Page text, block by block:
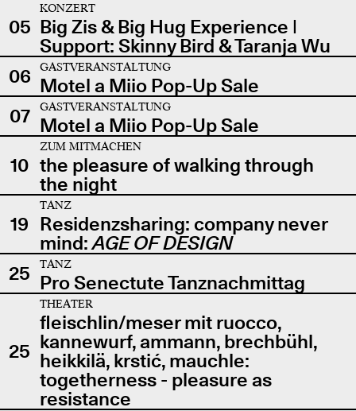
05
KONZERT
Big Zis & Big Hug Experience |
Support: Skinny Bird & Taranja Wu
06
GASTVERANSTALTUNG
Motel a Miio Pop-Up Sale
07
GASTVERANSTALTUNG
Motel a Miio Pop-Up Sale
10
ZUM MITMACHEN
the pleasure of walking through
the night
19
TANZ
Residenzsharing: company never
mind:AGE OF DESIGN
25
TANZ
Pro Senectute Tanznachmittag
25
THEATER
fleischlin/meser mit ruocco,
kannewurf, ammann, brechbühl,
heikkilä, krstić, mauchle:
togetherness - pleasure as
resistance